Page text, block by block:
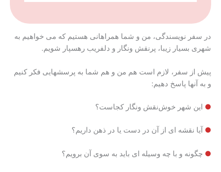
در سفر نویسندگی، من و شما همراهانی هستیم که می خواهیم به
شهری بسیار زیبا، پرنقش ونگار و دلفریب رهسپار شویم.
پیش از سفر، لازم است هم من و هم شما به پرسشهایی فکر کنیم
و به آنها پاسخ دهیم:
● این شهر خوش‌نقش ونگار کجاست؟
● آیا نقشه ای از آن در دست یا در ذهن داریم؟
● چگونه و با چه وسیله ای باید به سوی آن برویم؟